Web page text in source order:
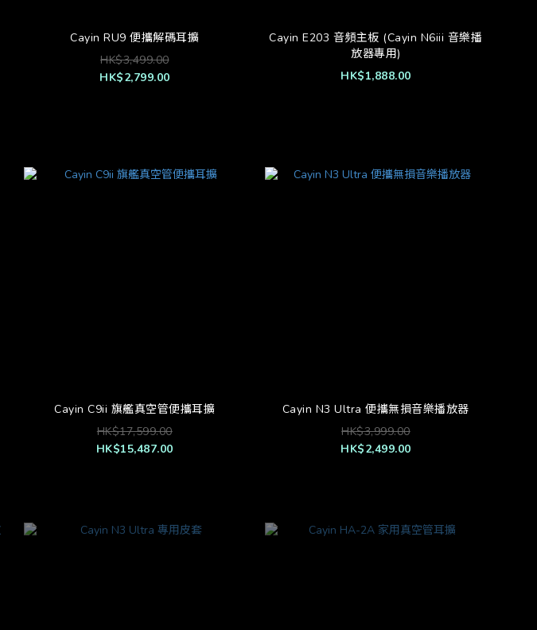
Cayin RU9 便攜解碼耳擴
HK$3,499.00
HK$2,799.00
Cayin E203 音頻主板 (Cayin N6iii 音樂播
放器專用)
HK$1,888.00
Cayin C9ii 旗艦真空管便攜耳擴
HK$17,599.00
HK$15,487.00
Cayin N3 Ultra 便攜無損音樂播放器
HK$3,999.00
HK$2,499.00